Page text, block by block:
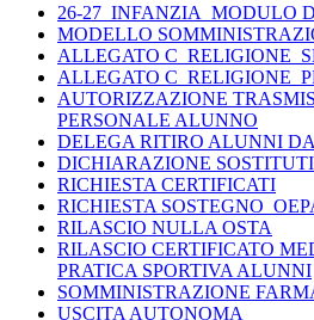
26-27_INFANZIA_MODULO
MODELLO
ALLEGATO
ALLEGATO
AUTORIZZAZIONE
PERSONALE ALUNNO
DELEGA RITIRO ALUNNI
DICHIARAZIONE
RICHIESTA CERTIFICATI
RICHIESTA
RILASCIO NULLA OSTA
RILASCIO CERTIFICATO
PRATICA SPORTIVA ALUNNI
SOMMINISTRAZIONE
USCITA AUTONOMA